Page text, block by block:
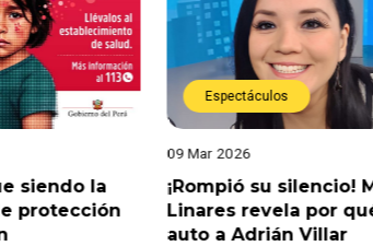
siendo la
protección
Espectáculos
09 Mar 2026
¡Rompió su silencio!
Linares revela por
auto a Adrián Villar